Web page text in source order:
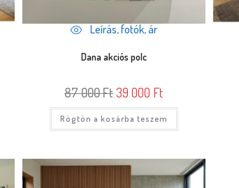
Leírás, fotók, ár
Dana akciós polc
87 000Ft 39 000 Ft
Rögtön a kosárba teszem